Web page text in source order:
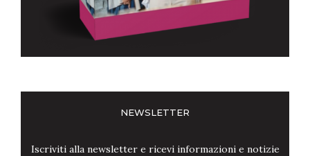
NEWSLETTER
Iscriviti alla newsletter e ricevi informazioni e notizie